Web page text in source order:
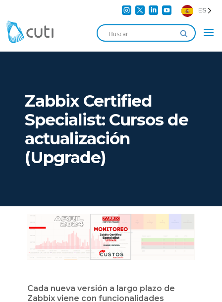
    ES
Zabbix Certified
Specialist: Cursos de
actualización
(Upgrade)
Cada nueva versión a largo plazo de
Zabbix viene con funcionalidades